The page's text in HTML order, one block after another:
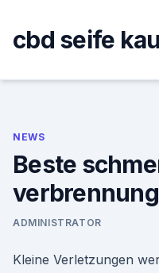
content
cbd seife
NEWS
Beste
ADMINISTRATOR
Kleine Verletzungen